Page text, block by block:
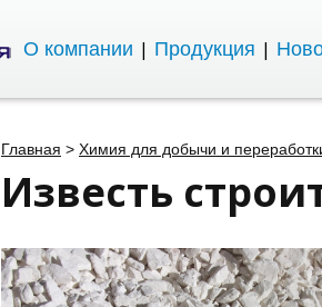
О компании Продукция
Главная > Химия для добычи и
Известь